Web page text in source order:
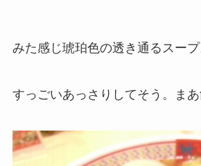
みた感じ琥珀色の透き通るスープ
すっごいあっさりしてそう。まあ